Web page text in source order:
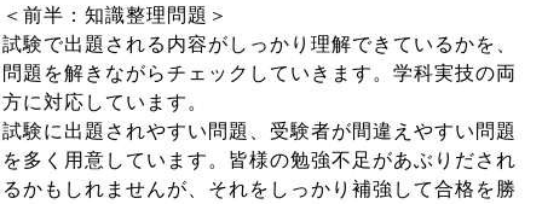
＜前半：知識整理問題＞
試験で出題される内容がしっかり理解できているかを、
問題を解きながらチェックしていきます。学科実技の両
方に対応しています。
試験に出題されやすい問題、受験者が間違えやすい問題
を多く用意しています。皆様の勉強不足があぶりだされ
るかもしれませんが、それをしっかり補強して合格を勝